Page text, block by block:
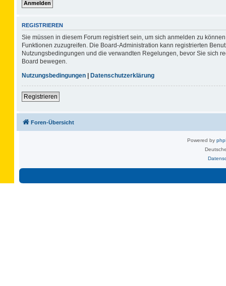
REGISTRIEREN
Sie müssen in diesem Forum registriert sein, um sich anmelden zu
Funktionen zuzugreifen. Die Board-Administration kann registrierten
Nutzungsbedingungen und die verwandten Regelungen, bevor Sie sich
Board bewegen.
Nutzungsbedingungen | Datenschutzerklärung
Registrieren
Foren-Übersicht
Powered by